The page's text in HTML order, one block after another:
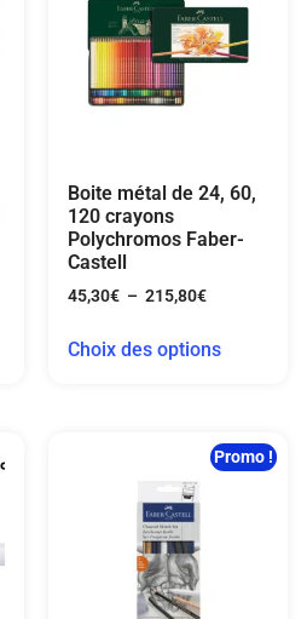
Boite métal de 24, 60,
120 crayons
Polychromos Faber-
Castell
45,30€ – 215,80€
Choix des options
Promo !